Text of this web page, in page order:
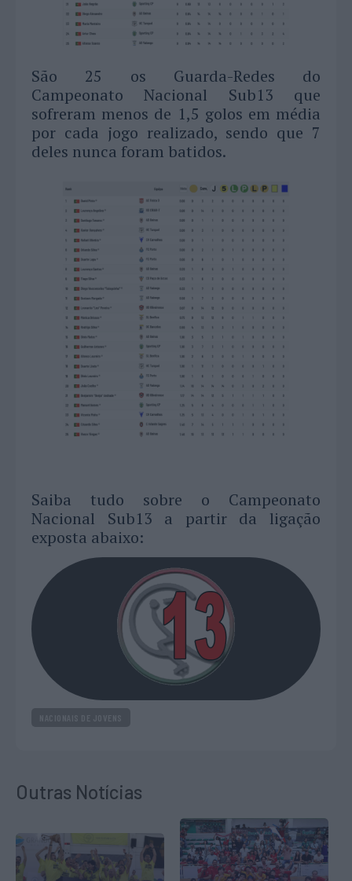
São 25 os Guarda-Redes do
Campeonato Nacional Sub13 que
sofreram menos de 1,5 golos em média
por cada jogo realizado, sendo que 7
deles nunca foram batidos.
Saiba tudo sobre o Campeonato
Nacional Sub13 a partir da ligação
exposta abaixo:
Outras Notícias